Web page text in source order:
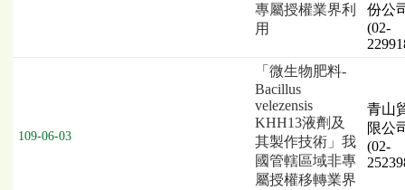
布
專屬授權業界利
用
份公
(02-
109-06-03
「微生物肥料-
Bacillus
velezensis
KHH13液劑及
其製作技術」我
國管轄區域非專
屬授權移轉業界
青山
限公
(02-